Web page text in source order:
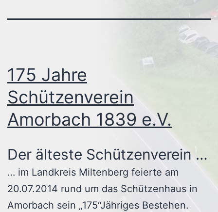
175 Jahre
Schützenverein
Amorbach 1839 e.V.
Der älteste Schützenverein …
… im Landkreis Miltenberg feierte am
20.07.2014 rund um das Schützenhaus in
Amorbach sein „175“Jähriges Bestehen.